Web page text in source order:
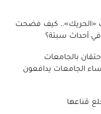
«الحريك».. كيف فضحت
في أحداث سبتة؟
بالجامعات
الجامعات يدافعون
قناعها